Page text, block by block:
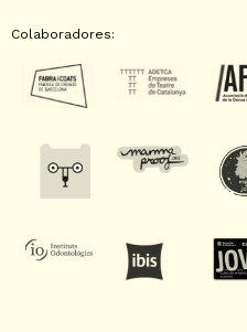
Colaboradores: